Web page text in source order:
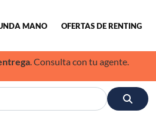
MANO OFERTAS DE RENTING
. Consulta con tu agente.